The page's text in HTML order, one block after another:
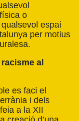
o
espai
per motius
al
es faci el
i dels
a la XII